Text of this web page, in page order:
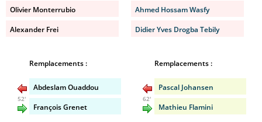
Olivier Monterrubio
Alexander Frei
Ahmed Hossam Wasfy
Didier Yves Drogba Tebily
Remplacements :
Abdeslam Ouaddou
52'
François Grenet
Remplacements :
Pascal Johansen
62'
Mathieu Flamini